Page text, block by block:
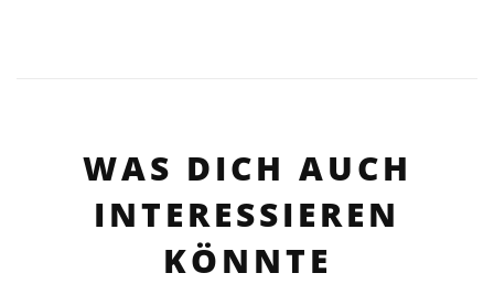
WAS DICH AUCH
INTERESSIEREN
KÖNNTE